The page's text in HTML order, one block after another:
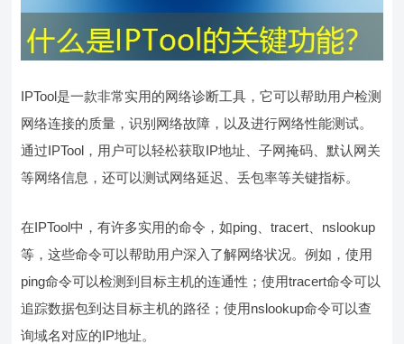
IPTool是一款非常实用的网络诊断工具，它可以帮助用户检测
网络连接的质量，识别网络故障，以及进行网络性能测试。
通过IPTool，用户可以轻松获取IP地址、子网掩码、默认网关
等网络信息，还可以测试网络延迟、丢包率等关键指标。
在IPTool中，有许多实用的命令，如ping、tracert、nslookup
等，这些命令可以帮助用户深入了解网络状况。例如，使用
ping命令可以检测到目标主机的连通性；使用tracert命令可以
追踪数据包到达目标主机的路径；使用nslookup命令可以查
询域名对应的IP地址。